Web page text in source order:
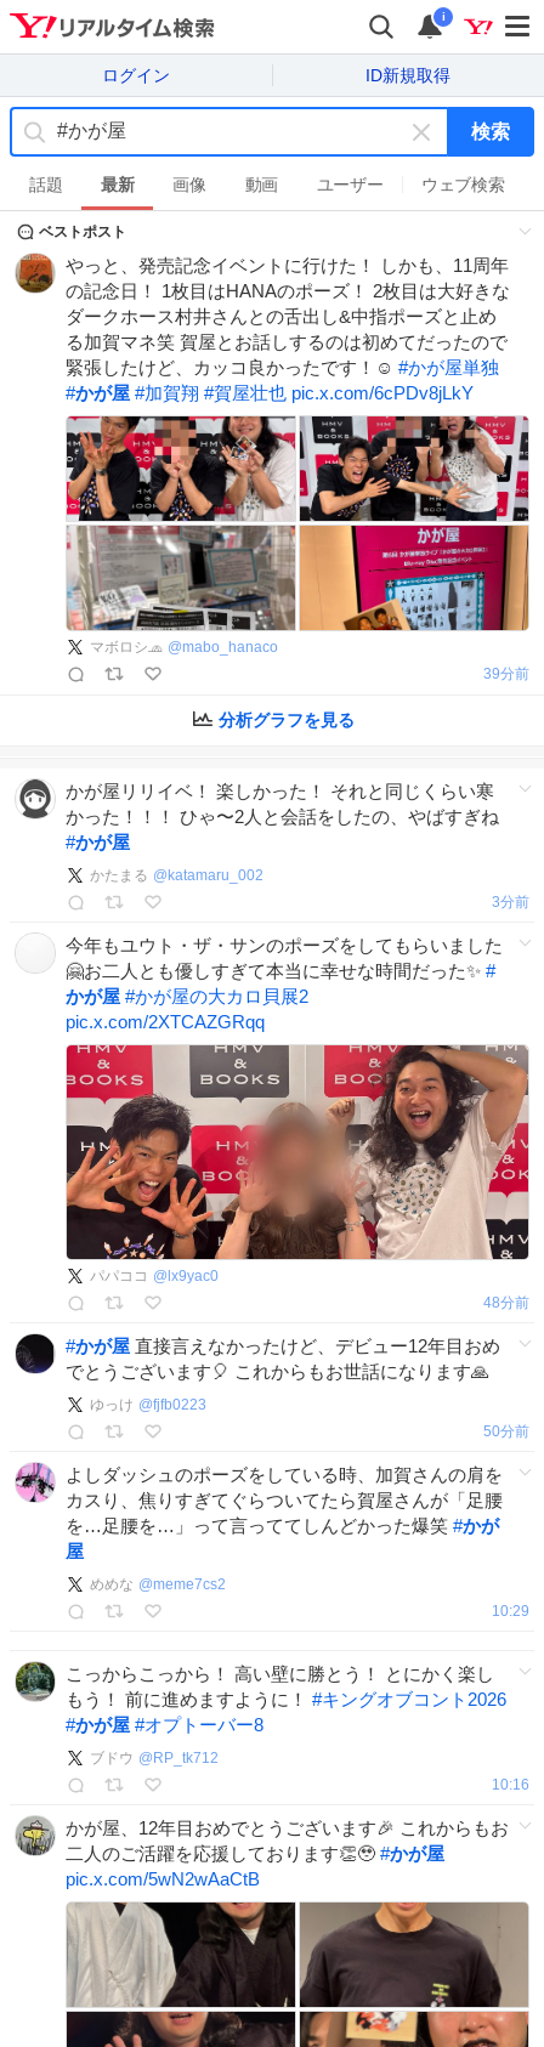
i
ログイン ID新規取得
キ
ー
ワ
ド
を
消
す
検索
話題 最新 画像 動画 ユーザー ウェブ検索
ベストポスト
やっと、発売記念イベントに行けた！ しかも、11周年
の記念日！ 1枚目はHANAのポーズ！ 2枚目は大好きな
ダークホース村井さんとの舌出し&中指ポーズと止め
る加賀マネ笑 賀屋とお話しするのは初めてだったので
緊張したけど、カッコ良かったです！☺️ #かが屋単独
#かが屋 #加賀翔 #賀屋壮也 pic.x.com/6cPDv8jLkY
マボロシ🧢 @mabo_hanaco
39分前
分析グラフを見る
かが屋リリイベ！ 楽しかった！ それと同じくらい寒
かった！！！ ひゃ〜2人と会話をしたの、やばすぎね
#かが屋
かたまる @ katamaru_002
3分前
今年もユウト・ザ・サンのポーズをしてもらいました
🤗お二人とも優しすぎて本当に幸せな時間だった✨ #
かが屋 #かが屋の大カロ貝展2
pic.x.com/2XTCAZGRqq
パパココ @ lx9yac0
49分前
#かが屋 直接言えなかったけど、デビュー12年目おめ
でとうございます🎈 これからもお世話になります🙏
ゆっけ @fjfb0223
50分前
よしダッシュのポーズをしている時、加賀さんの肩を
カスり、焦りすぎてぐらついてたら賀屋さんが「足腰
を…足腰を…」って言っててしんどかった爆笑 #かが
屋
めめな @meme7cs2
10:29
こっからこっから！ 高い壁に勝とう！ とにかく楽し
もう！ 前に進めますように！ #キングオブコント2026
#かが屋 #オプトーバー8
ブドウ @ RP_tk712
10:16
かが屋、12年目おめでとうございます🎉 これからもお
二人のご活躍を応援しております👏🥹 #かが屋
pic.x.com/5wN2wAaCtB